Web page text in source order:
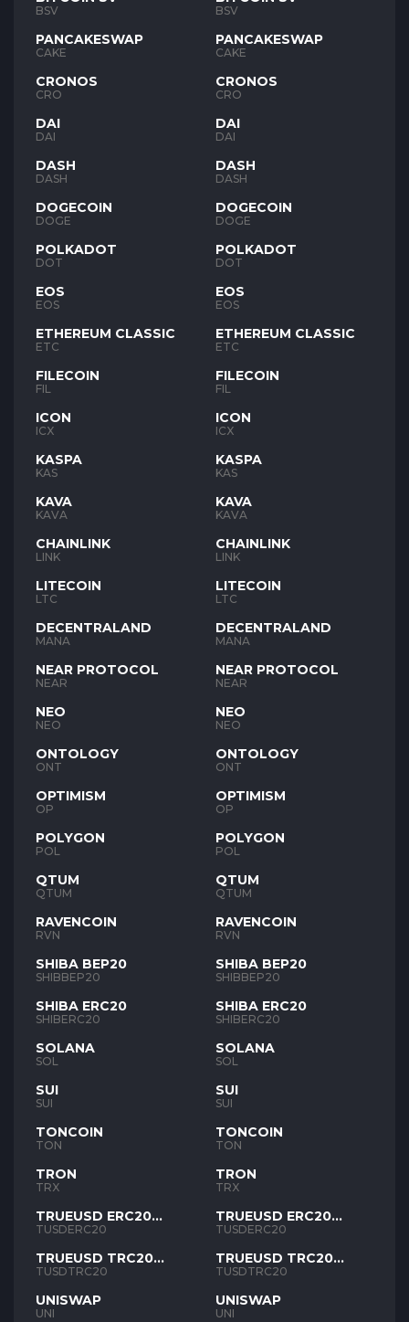
BSV
PANCAKESWAP
CAKE
CRONOS
CRO
DAI
DAI
DASH
DASH
DOGECOIN
DOGE
POLKADOT
DOT
EOS
EOS
ETHEREUM CLASSIC
ETC
FILECOIN
FIL
ICON
ICX
KASPA
KAS
KAVA
KAVA
CHAINLINK
LINK
LITECOIN
LTC
DECENTRALAND
MANA
NEAR PROTOCOL
NEAR
NEO
NEO
ONTOLOGY
ONT
OPTIMISM
OP
POLYGON
POL
QTUM
QTUM
RAVENCOIN
RVN
SHIBA BEP20
SHIBBEP20
SHIBA ERC20
SHIBERC20
SOLANA
SOL
SUI
SUI
TONCOIN
TON
TRON
TRX
TRUEUSD ERC20
TUSD
TUSDERC20
TRUEUSD TRC20
TUSD
TUSDTRC20
UNISWAP
UNI
BSV
PANCAKESWAP
CAKE
CRONOS
CRO
DAI
DAI
DASH
DASH
DOGECOIN
DOGE
POLKADOT
DOT
EOS
EOS
ETHEREUM CLASSIC
ETC
FILECOIN
FIL
ICON
ICX
KASPA
KAS
KAVA
KAVA
CHAINLINK
LINK
LITECOIN
LTC
DECENTRALAND
MANA
NEAR PROTOCOL
NEAR
NEO
NEO
ONTOLOGY
ONT
OPTIMISM
OP
POLYGON
POL
QTUM
QTUM
RAVENCOIN
RVN
SHIBA BEP20
SHIBBEP20
SHIBA ERC20
SHIBERC20
SOLANA
SOL
SUI
SUI
TONCOIN
TON
TRON
TRX
TRUEUSD ERC20
TUSD
TUSDERC20
TRUEUSD TRC20
TUSD
TUSDTRC20
UNISWAP
UNI